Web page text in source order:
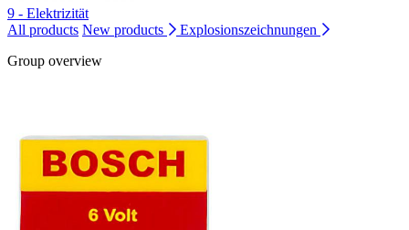
9 - Elektrizität
All products New products
Explosionszeichnungen
Group overview